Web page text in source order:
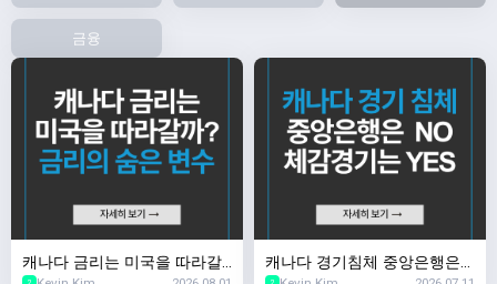
금융
캐나다 금리는 미국을 따라갈
캐나다 경기침체 중앙은행은